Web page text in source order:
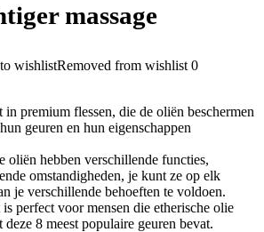
massage
wishlistRemoved from wishlist 0
premium flessen, die de oliën beschermen
geuren en hun eigenschappen
oliën hebben verschillende functies,
omstandigheden, je kunt ze op elk
je verschillende behoeften te voldoen.
perfect voor mensen die etherische olie
8 meest populaire geuren bevat.